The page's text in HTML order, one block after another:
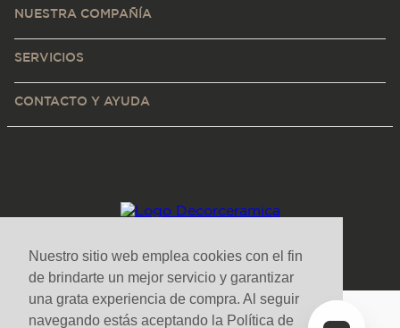
Nuestro sitio web emplea cookies con el fin
de brindarte un mejor servicio y garantizar
una grata experiencia de compra. Al seguir
navegando estás aceptando la Política de
NUESTRA COMPAÑÍA
SERVICIOS
CONTACTO Y AYUDA